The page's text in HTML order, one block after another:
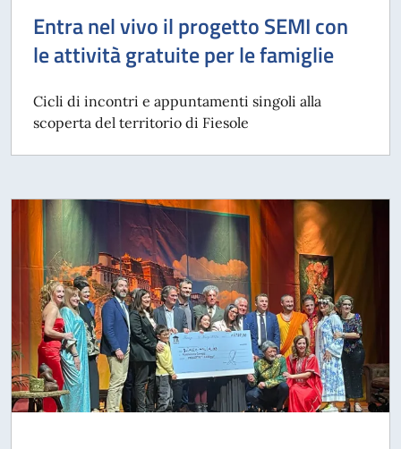
Entra nel vivo il progetto SEMI con
le attività gratuite per le famiglie
Cicli di incontri e appuntamenti singoli alla
scoperta del territorio di Fiesole